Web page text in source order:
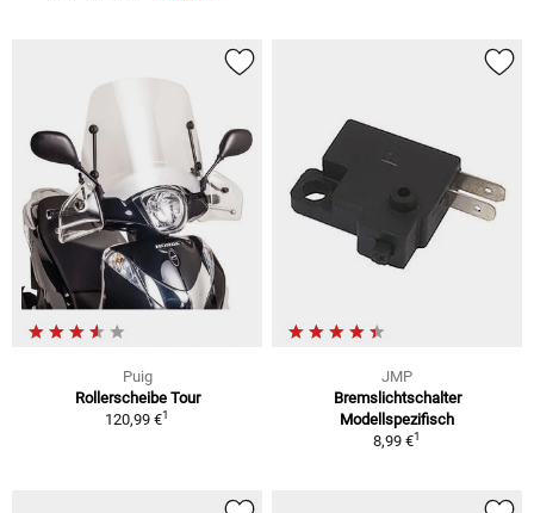
Puig
Rollerscheibe Tour
120,99 €1
JMP
Bremslichtschalter
Modellspezifisch
8,99 €1